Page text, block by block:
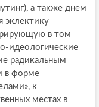
а также днем
эклектику
в том
идеологические
радикальным
в форме
к
местах в